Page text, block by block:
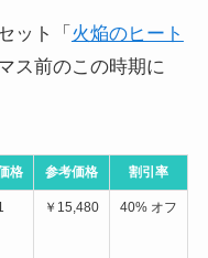
ット「 火焔のヒート
ス前のこの時期に
格 参考価格 割引率
￥15,480 40% オフ